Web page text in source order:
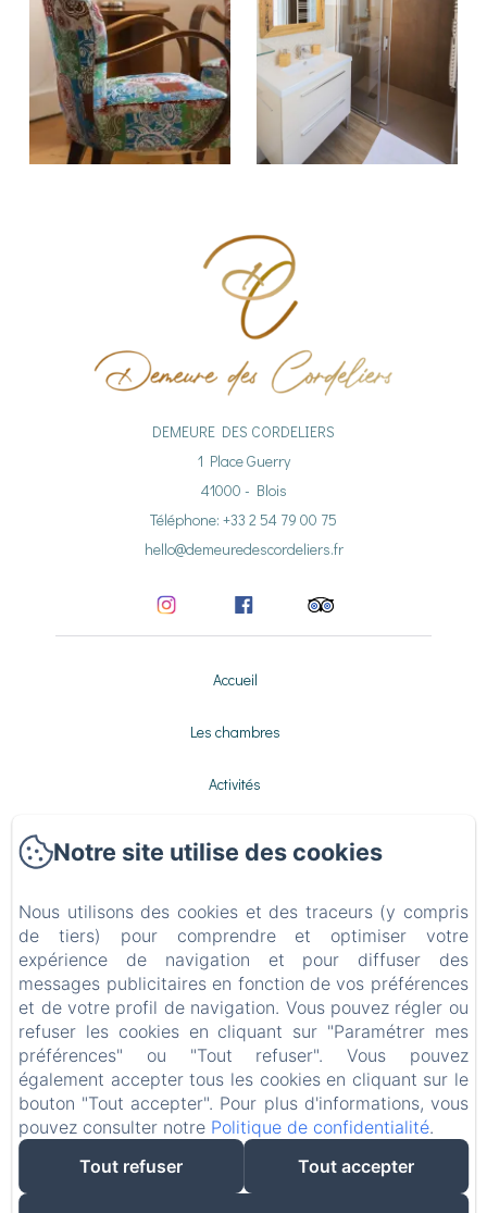
DEMEURE DES CORDELIERS
1 Place Guerry
41000 - Blois
Téléphone: +33 2 54 79 00 75
hello@demeuredescordeliers.fr
Accueil
Les chambres
Activités
Politique de confidentialité
Informations légales
Informations sur les cookies
EN FR ES IT DE NL
Créé par Amenitiz
Conditions Générales de Vente
Notre site utilise des cookies
Nous utilisons des cookies et des traceurs (y compris
de tiers) pour comprendre et optimiser votre
expérience de navigation et pour diffuser des
messages publicitaires en fonction de vos préférences
et de votre profil de navigation. Vous pouvez régler ou
refuser les cookies en cliquant sur "Paramétrer mes
préférences" ou "Tout refuser". Vous pouvez
également accepter tous les cookies en cliquant sur le
bouton "Tout accepter". Pour plus d'informations, vous
pouvez consulter notre Politique de confidentialité.
Tout refuser
Tout accepter